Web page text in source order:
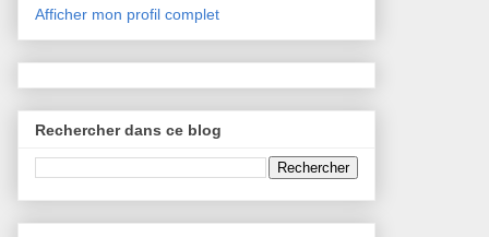
Afficher mon profil complet
Rechercher dans ce blog